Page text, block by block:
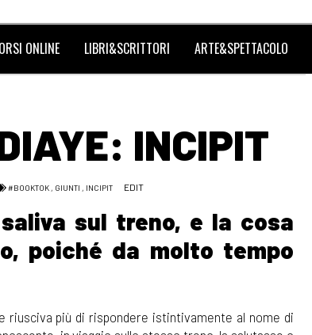
ONLINE LIBRI&SCRITTORI ARTE&SPETTACOLO
INCIPIT
#BOOKTOK , GIUNTI , INCIPIT EDIT
sul treno, e la cosa
poiché da molto tempo
riusciva più di rispondere istintivamente al nome di